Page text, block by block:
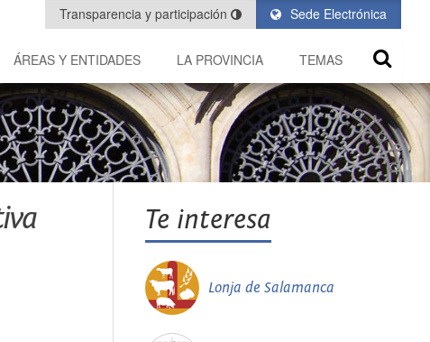
Sede Electrónica
Transparencia y participación
ÁREAS Y ENTIDADES LA PROVINCIA TEMAS
Te interesa
Lonja de Salamanca